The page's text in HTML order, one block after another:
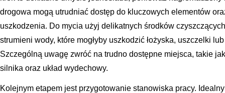
drogowa mogą utrudniać dostęp do kluczowych elementów
uszkodzenia. Do mycia użyj delikatnych środków
strumieni wody, które mogłyby uszkodzić łożyska, uszczelki
Szczególną uwagę zwróć na trudno dostępne miejsca, takie
silnika oraz układ wydechowy.
Kolejnym etapem jest przygotowanie stanowiska pracy.